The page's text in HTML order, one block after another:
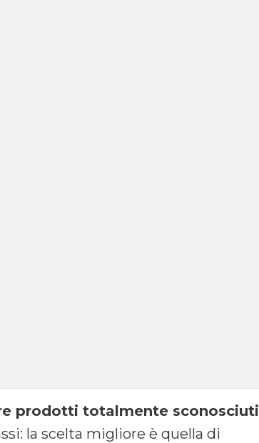
prodotti totalmente sconosciuti
la scelta migliore è quella di